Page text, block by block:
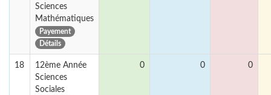
Sciences
Mathématiques
Payement
Détails
18
12ème Année
Sciences
Sociales
0 0 0